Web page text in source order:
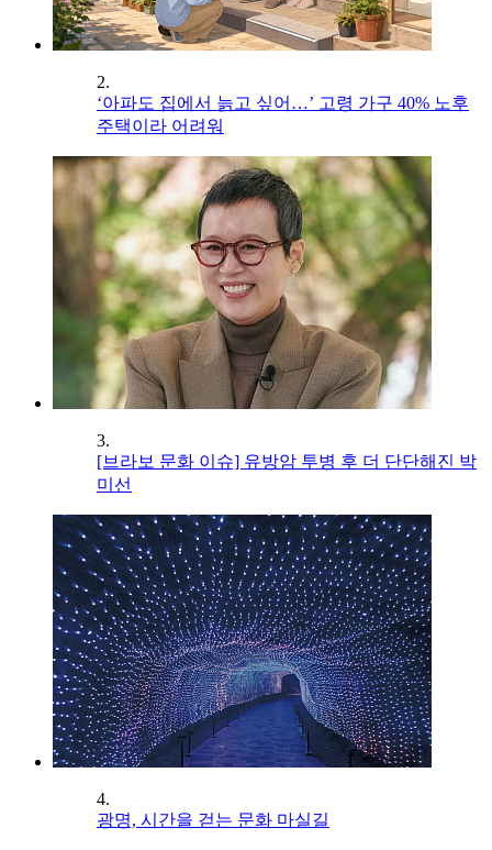
2.
‘아파도 집에서 늙고 싶어…’ 고령 가구 40% 노후
주택이라 어려워
3.
[브라보 문화 이슈] 유방암 투병 후 더 단단해진 박
미선
4.
광명, 시간을 걷는 문화 마실길